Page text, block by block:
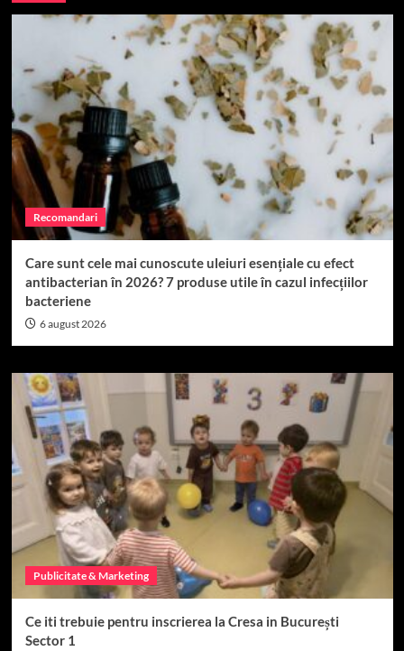
Recomandari
Care sunt cele mai cunoscute uleiuri esențiale cu efect
antibacterian în 2026? 7 produse utile în cazul infecțiilor
bacteriene
6 august 2026
Publicitate & Marketing
Ce iti trebuie pentru inscrierea la Cresa in București
Sector 1